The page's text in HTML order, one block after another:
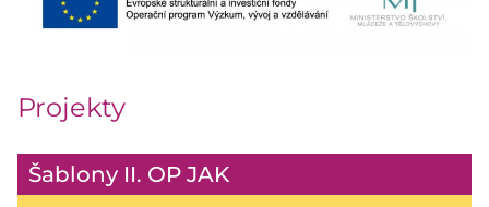
Projekty
Šablony II. OP JAK